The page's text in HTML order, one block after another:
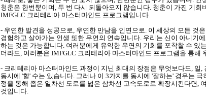
청춘은 한번뿐이며, 두 번 다시 되돌아오지 않습니다. 청춘이 가진 기
IMFGLC 크리테리아 마스터마인드 프로그램입니다.
- 우연한 발견을 성공으로, 우연한 만남을 인연으로. 이 세상의 모든 것
경험하고 살아가는 인생 또한 우연의 연속입니다. 우리는 신이 아니기
하는 것은 가능합니다. 여러분에게 유익한 우연의 기회를 포착할 수 있
더라도, 여러분은 IMFGLC 크리테리아 마스터마인드 프로그램을 통해
- 크리테리아 마스터마인드 과정이 지닌 최대의 장점은 무엇보다도, 일
동시에 '할' 수는 있습니다. 그러나 이 3가지를 동시에 '잘하는' 경우는
정을 통해 좁은 일차선 도로를 넓은 삼차선 고속도로로 확장시킨다면,
것입니다.